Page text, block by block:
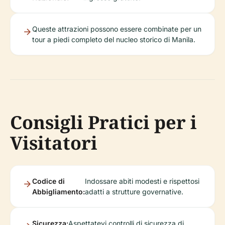
Queste attrazioni possono essere combinate per un
tour a piedi completo del nucleo storico di Manila.
Consigli Pratici per i
Visitatori
Codice di
Abbigliamento:
Indossare abiti modesti e rispettosi
adatti a strutture governative.